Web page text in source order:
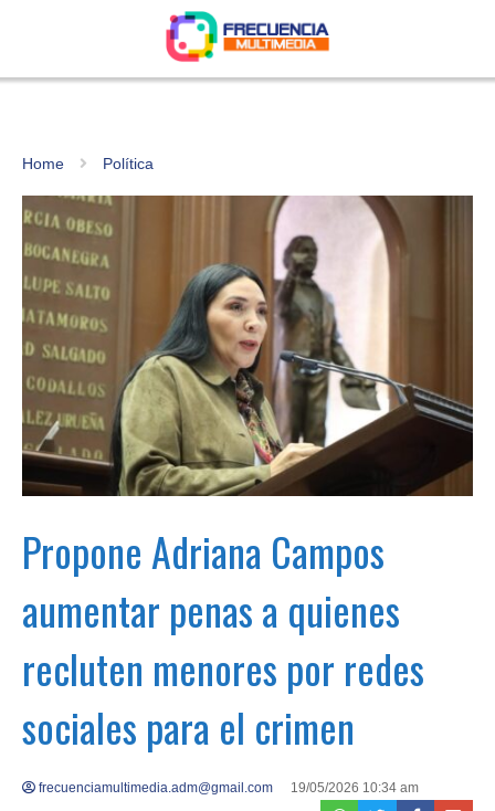
Home Política
Propone Adriana Campos
aumentar penas a quienes
recluten menores por redes
sociales para el crimen
frecuenciamultimedia.adm@gmail.com 19/05/2026 10:34 am